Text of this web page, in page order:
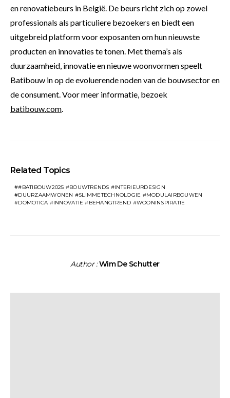
en renovatiebeurs in België. De beurs richt zich op zowel
professionals als particuliere bezoekers en biedt een
uitgebreid platform voor exposanten om hun nieuwste
producten en innovaties te tonen. Met thema’s als
duurzaamheid, innovatie en nieuwe woonvormen speelt
Batibouw in op de evoluerende noden van de bouwsector en
de consument. Voor meer informatie, bezoek
batibouw.com.
Related Topics
#BATIBOUW2025 #BOUWTRENDS #INTERIEURDESIGN
#DUURZAAMWONEN #SLIMMETECHNOLOGIE #MODULAIRBOUWEN
#DOMOTICA #INNOVATIE #BEHANGTREND #WOONINSPIRATIE
Author :Wim De Schutter